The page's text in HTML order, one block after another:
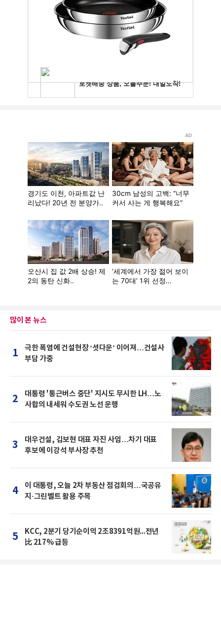
많이 본 뉴스
1
극한 폭염에 건설현장 ‘셧다운’ 이어져…건설사
부담 가중
2
대통령 '통근버스 중단' 지시도 무시한 LH…노
사합의 내세워 수도권 노선 운행
3
대우건설, 김보현 대표 자진 사임…차기 대표
후보에 이강석 부사장 추천
4
이 대통령, 오늘 2차 부동산 점검회의…국공유
지·그린벨트 활용 주목
5
KCC, 2분기 당기순이익 2조8391억원...전년
比 217% 급등